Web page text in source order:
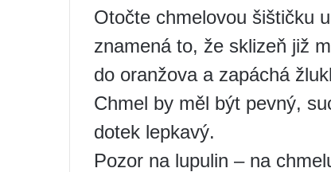
Otočte chmelovou šištičku
znamená to, že sklizeň již
do oranžova a zapáchá
Chmel by měl být pevný,
dotek lepkavý.
Pozor na lupulin – na